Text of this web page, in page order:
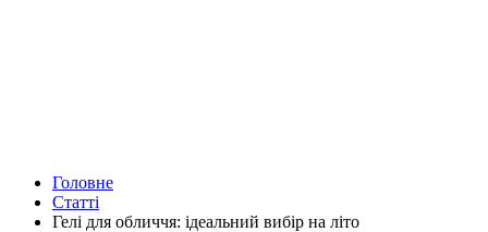
Головне
Статті
Гелі для обличчя: ідеальний вибір на літо